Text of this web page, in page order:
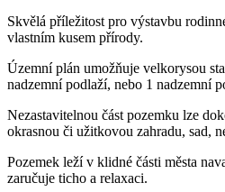
Skvělá příležitost pro výstavbu
vlastním kusem přírody.
Územní plán umožňuje velkorysou
nadzemní podlaží, nebo 1 nadzemní
Nezastavitelnou část pozemku lze
okrasnou či užitkovou zahradu, sad,
Pozemek leží v klidné části města
zaručuje ticho a relaxaci.